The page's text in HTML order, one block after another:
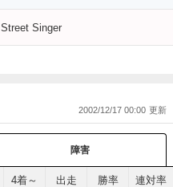
Street Singer
2002/12/17 00:00
障害
4着～ 出走 勝率 連対率